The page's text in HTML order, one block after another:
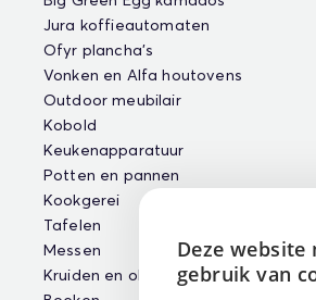
Jura koffieautomaten
Ofyr plancha's
Vonken en Alfa houtovens
Outdoor meubilair
Kobold
Keukenapparatuur
Potten en pannen
Kookgerei
Tafelen
Messen
Kruiden en oliën
Deze website
gebruik van